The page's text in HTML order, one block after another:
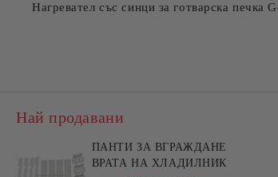
Нагревател със синци за готварска печка
Най продавани
ПАНТИ ЗА ВГРАЖДАНЕ
ВРАТА НА ХЛАДИЛНИК